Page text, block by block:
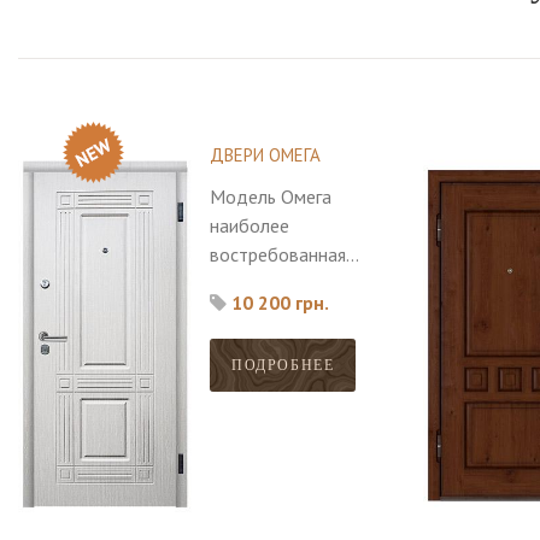
ДВЕРИ ОМЕГА
Модель Омега
наиболее
востребованная
большой выбор
моделей.
10 200 грн.
ПОДРОБНЕЕ